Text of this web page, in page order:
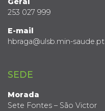
253 027 999
E-mail
hbraga@ulsb.min-saude.pt
SEDE
Morada
Sete Fontes – São Victor